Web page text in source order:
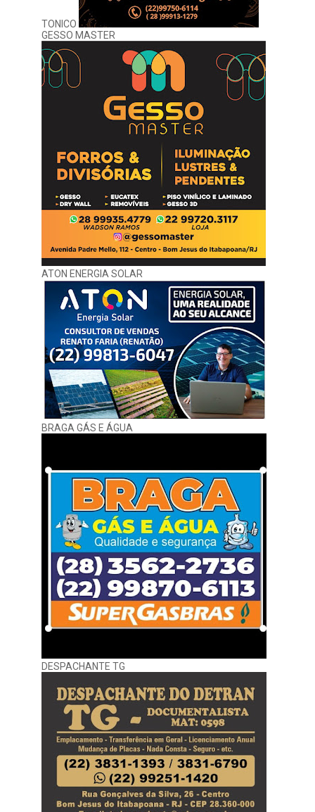
TONICO
GESSO MASTER
ATON ENERGIA SOLAR
BRAGA GÁS E ÁGUA
DESPACHANTE TG